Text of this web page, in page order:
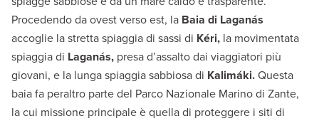
Procedendo da ovest verso est, la Baia di Laganás
accoglie la stretta spiaggia di sassi di Kéri, la movimentata
spiaggia di Laganás, presa d’assalto dai viaggiatori più
giovani, e la lunga spiaggia sabbiosa di Kalimáki.Questa
baia fa peraltro parte del Parco Nazionale Marino di Zante,
la cui missione principale è quella di proteggere i siti di